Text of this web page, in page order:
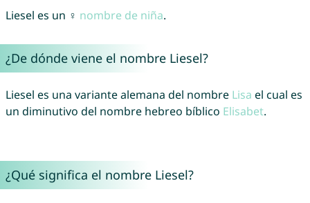
Liesel es un ♀ nombre de niña.
¿De dónde viene el nombre Liesel?
Liesel es una variante alemana del nombre Lisa el cual es
un diminutivo del nombre hebreo bíblico Elisabet.
¿Qué significa el nombre Liesel?